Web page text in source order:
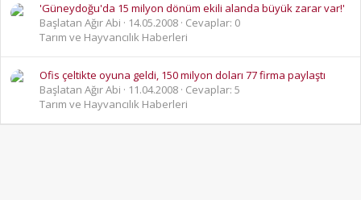
'Güneydoğu'da 15 milyon dönüm ekili alanda büyük zarar var!'
Başlatan Ağır Abi
14.05.2008 Cevaplar: 0
Tarım ve Hayvancılık Haberleri
Ofis çeltikte oyuna geldi, 150 milyon doları 77 firma paylaştı
Başlatan Ağır Abi
11.04.2008 Cevaplar: 5
Tarım ve Hayvancılık Haberleri